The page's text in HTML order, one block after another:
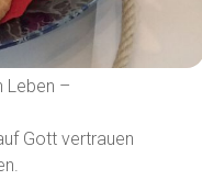
Leben –
Gott vertrauen